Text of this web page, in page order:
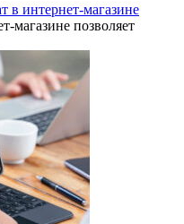
в интернет-магазине
магазине позволяет